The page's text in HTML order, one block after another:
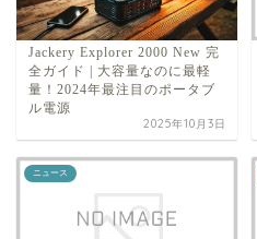
Jackery Explorer 2000 New 完
全ガイド | 大容量なのに最軽
量！2024年最注目のポータブ
ル電源
2025年10月3日
ニュース